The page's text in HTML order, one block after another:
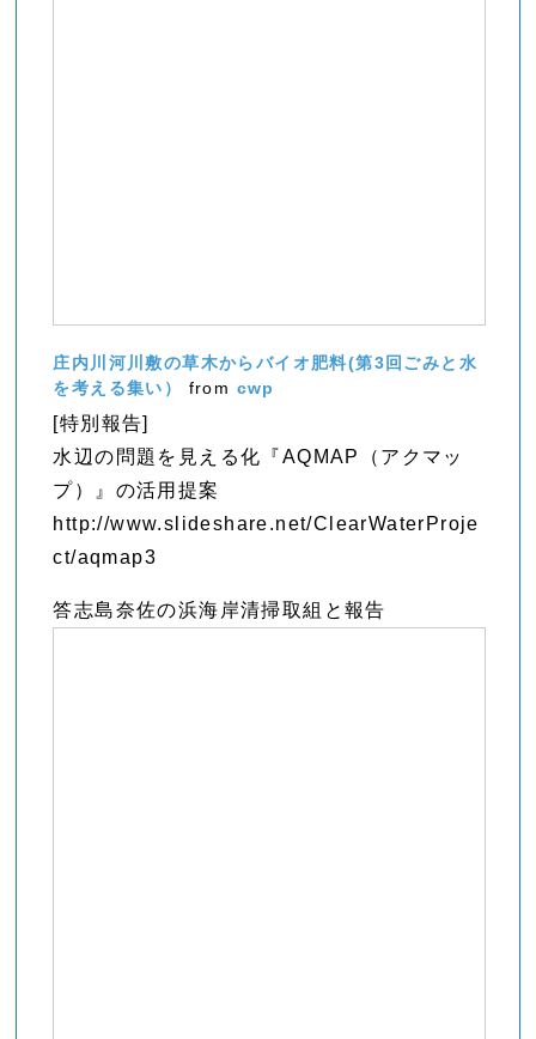
庄内川河川敷の草木からバイオ肥料(第3回ごみと水
を考える集い）
from cwp
[特別報告]
水辺の問題を見える化『AQMAP（アクマッ
プ）』の活用提案
http://www.slideshare.net/ClearWaterProje
ct/aqmap3
答志島奈佐の浜海岸清掃取組と報告